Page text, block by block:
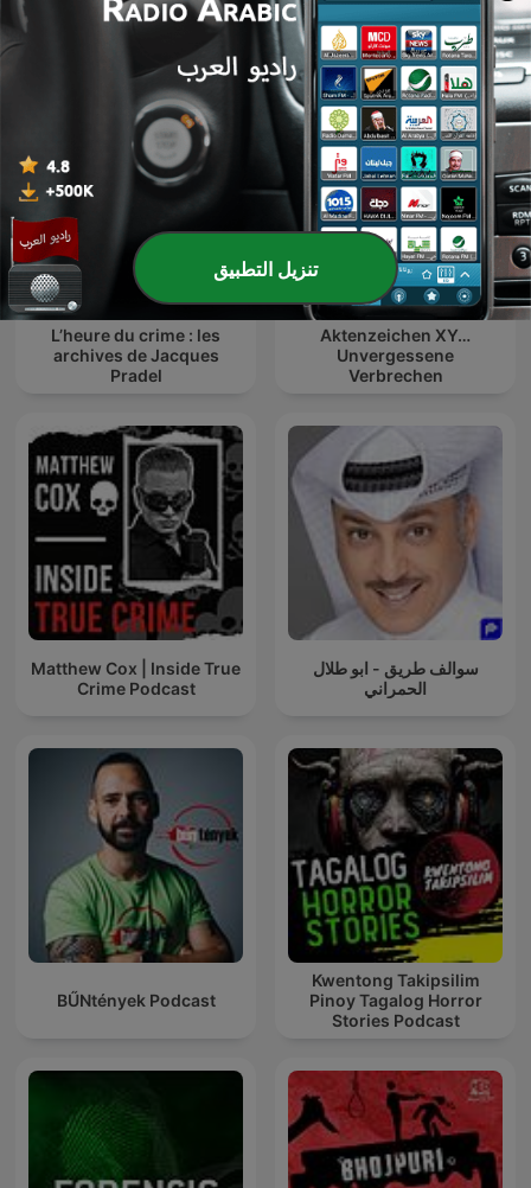
Aftonbladet Krim
Aktenzeichen XY…
Unvergessene
Verbrechen
L’heure du crime : les
archives de Jacques
Pradel
سوالف طريق - ابو طلال
الحمراني
Matthew Cox | Inside True
Crime Podcast
Kwentong Takipsilim
Pinoy Tagalog Horror
Stories Podcast
BŰNtények Podcast
تنزيل التطبيق